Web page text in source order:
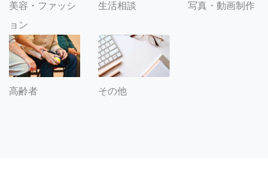
美容・ファッシ
ョン
生活相談 写真・動画制作
高齢者 その他